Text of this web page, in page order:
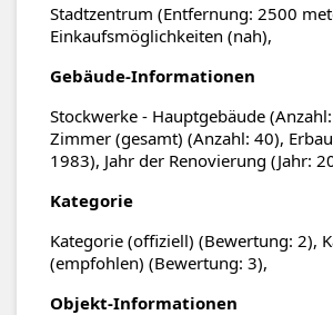
Stadtzentrum (Entfernung: 2500
Einkaufsmöglichkeiten (nah),
Gebäude-Informationen
Stockwerke - Hauptgebäude
Zimmer (gesamt) (Anzahl: 40),
1983), Jahr der Renovierung (Jahr:
Kategorie
Kategorie (offiziell) (Bewertung: 2),
(empfohlen) (Bewertung: 3),
Objekt-Informationen